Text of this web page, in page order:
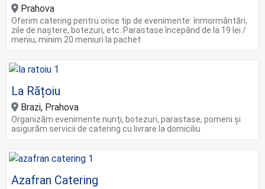
Prahova
Oferim catering pentru orice tip de evenimente: înmormântări,
zile de naștere, botezuri, etc. Parastase începând de la 19 lei /
meniu, minim 20 meniuri la pachet
La Rățoiu
Brazi, Prahova
Organizăm evenimente nunți, botezuri, parastase, pomeni și
asigurăm servicii de catering cu livrare la domiciliu
Azafran Catering